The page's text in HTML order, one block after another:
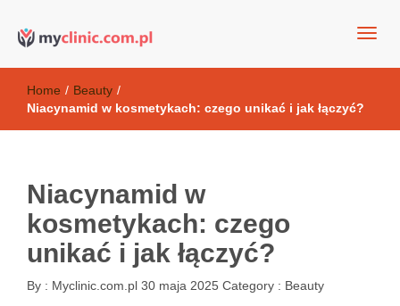
Kosmetyki antyoksydacyjne
Home / Beauty /
Niacynamid w kosmetykach: czego unikać i jak łączyć?
Niacynamid w
kosmetykach: czego
unikać i jak łączyć?
By : Myclinic.com.pl 30 maja 2025 Category : Beauty